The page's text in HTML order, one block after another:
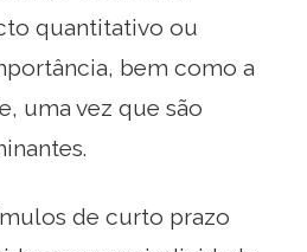
quantitativo ou
bem como a
uma vez que são
de curto prazo